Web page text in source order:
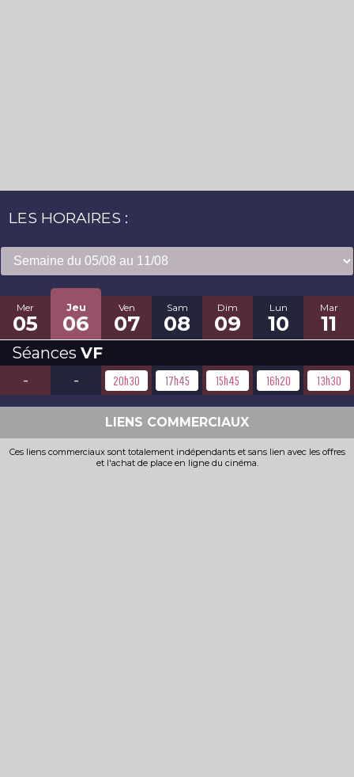
LES HORAIRES :
Mer
05
Jeu
06
Ven
07
Sam
08
Dim
09
Lun
10
Mar
11
Séances VF
-
- 20h30 17h45 15h45 16h20 13h30
LIENS COMMERCIAUX
Ces liens commerciaux sont totalement indépendants et sans lien avec les offres
et l'achat de place en ligne du cinéma.